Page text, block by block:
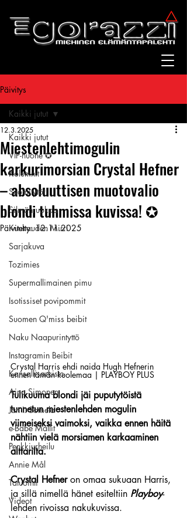
Päivitys
Kaikki jutut
VIP-huone ✪
Kolumnit
Suomitytöt
Silmänruokaa
Kuukauden Mirri
Sarjakuva
Tozimies
Supermallimainen pimu
Isotissiset povipommit
Suomen Q'miss beibit
Naku Naapurintyttö
Instagramin Beibit
Kansallisarkisto
Aina Simonen
Jan I. Somela
e-Babe Mallit
Penkkiurheilu
Annie Mål
Tatuointi
Videot
Kaikki jutut
Miestenlehtimogulin
karkurimorsian Crystal Hefner
– absoluuttisen muotovalio
blondi tuhmissa kuvissa! ✪
12.3.2025
Päivitetty:12.11.2025
Crystal Harris ehdi naida Hugh Hefnerin
ennen tämän kuolemaa | PLAYBOY PLUS
Tulikuuma blondi jäi puputytöistä
tunnetun miestenlehden mogulin
viimeiseksi vaimoksi, vaikka ennen häitä
nähtiin vielä morsiamen karkaaminen
alttarilta.
Crystal Hefner on omaa sukuaan Harris,
ja sillä nimellä hänet esiteltiin Playboy-
lehden rivoissa nakukuvissa.